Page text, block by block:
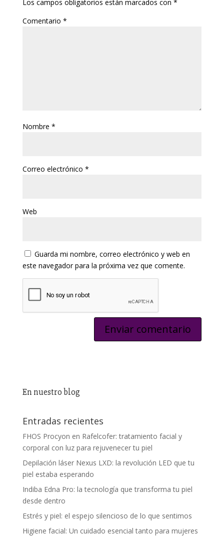
Los campos obligatorios están marcados con *
Comentario *
Nombre *
Correo electrónico *
Web
Guarda mi nombre, correo electrónico y web en
este navegador para la próxima vez que comente.
En nuestro blog
Entradas recientes
FHOS Procyon en Rafelcofer: tratamiento facial y
corporal con luz para rejuvenecer tu piel
Depilación láser Nexus LXD: la revolución LED que tu
piel estaba esperando
Indiba Edna Pro: la tecnología que transforma tu piel
desde dentro
Estrés y piel: el espejo silencioso de lo que sentimos
Higiene facial: Un cuidado esencial tanto para mujeres